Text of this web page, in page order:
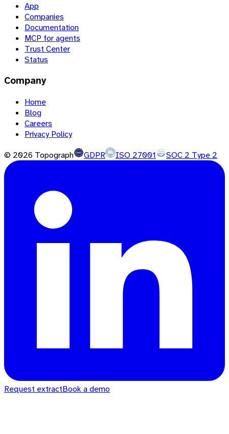
App
Companies
Documentation
MCP for agents
Trust Center
Status
Company
Home
Blog
Careers
Privacy Policy
© 2026 Topograph GDPR ISO 27001 SOC 2 Type 2
Request extractBook a demo